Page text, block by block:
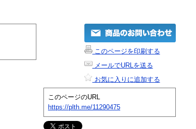
このページを印刷する
メールでURLを送る
お気に入りに追加する
このページのURL
https://plth.me/11290475